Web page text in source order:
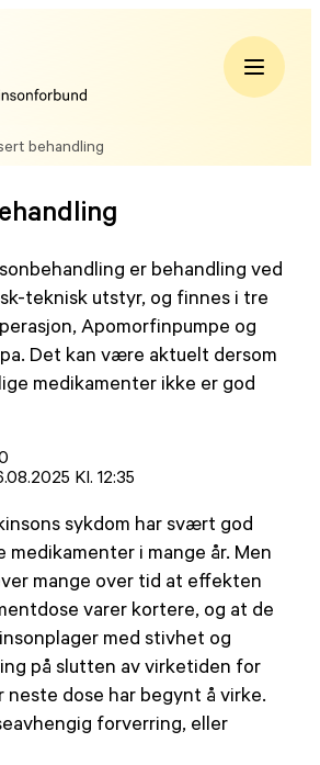
behandling
er behandling ved
teknisk utstyr, og finnes i tre
Apomorfinpumpe og
Det kan være aktuelt dersom
medikamenter ikke er god
Kl. 12:35
sykdom har svært god
medikamenter i mange år. Men
mange over tid at effekten
varer kortere, og at de
med stivhet og
på slutten av virketiden for
neste dose har begynt å virke.
forverring, eller